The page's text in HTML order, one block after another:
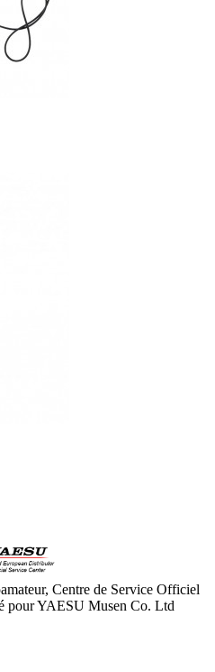
Centre de Service Officiel
pour YAESU Musen Co. Ltd